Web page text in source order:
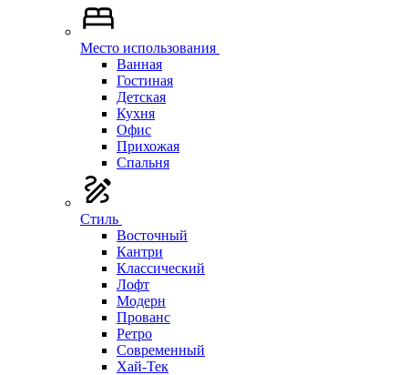
Место использования
Ванная
Гостиная
Детская
Кухня
Офис
Прихожая
Спальня
Стиль
Восточный
Кантри
Классический
Лофт
Модерн
Прованс
Ретро
Современный
Хай-Тек